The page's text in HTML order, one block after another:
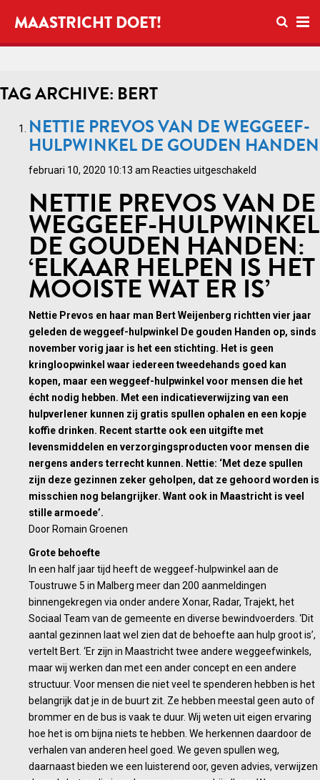
Open
MAASTRICHT DOET!
TAG ARCHIVE: BERT
NETTIE PREVOS VAN DE WEGGEEF-
HULPWINKEL DE GOUDEN HANDEN
februari 10, 2020 10:13 am Reacties uitgeschakeld
Prevos
van
de
weggeef-
hulpwinkel
De
Gouden
Handen
NETTIE PREVOS VAN DE
WEGGEEF-HULPWINKEL
DE GOUDEN HANDEN:
‘ELKAAR HELPEN IS HET
MOOISTE WAT ER IS’
Nettie Prevos en haar man Bert Weijenberg richtten vier jaar
geleden de weggeef-hulpwinkel De gouden Handen op, sinds
november vorig jaar is het een stichting. Het is geen
kringloopwinkel waar iedereen tweedehands goed kan
kopen, maar een weggeef-hulpwinkel voor mensen die het
écht nodig hebben. Met een indicatieverwijzing van een
hulpverlener kunnen zij gratis spullen ophalen en een kopje
koffie drinken. Recent startte ook een uitgifte met
levensmiddelen en verzorgingsproducten voor mensen die
nergens anders terrecht kunnen. Nettie: ‘Met deze spullen
zijn deze gezinnen zeker geholpen, dat ze gehoord worden is
misschien nog belangrijker. Want ook in Maastricht is veel
stille armoede’.
Door Romain Groenen
Grote behoefte
In een half jaar tijd heeft de weggeef-hulpwinkel aan de
Toustruwe 5 in Malberg meer dan 200 aanmeldingen
binnengekregen via onder andere Xonar, Radar, Trajekt, het
Sociaal Team van de gemeente en diverse bewindvoerders. ‘Dit
aantal gezinnen laat wel zien dat de behoefte aan hulp groot is’,
vertelt Bert. ‘Er zijn in Maastricht twee andere weggeefwinkels,
maar wij werken dan met een ander concept en een andere
structuur. Voor mensen die niet veel te spenderen hebben is het
belangrijk dat je in de buurt zit. Ze hebben meestal geen auto of
brommer en de bus is vaak te duur. Wij weten uit eigen ervaring
hoe het is om bijna niets te hebben. We herkennen daardoor de
verhalen van anderen heel goed. We geven spullen weg,
daarnaast bieden we een luisterend oor, geven advies, verwijzen